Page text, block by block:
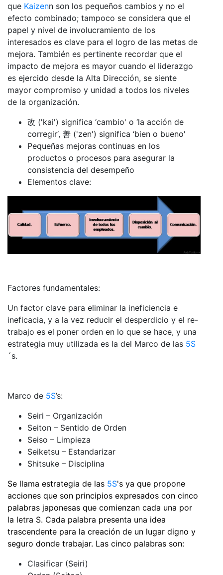
que Kaizenn son los pequeños cambios y no el
efecto combinado; tampoco se considera que el
papel y nivel de involucramiento de los
interesados es clave para el logro de las metas de
mejora. También es pertinente recordar que el
impacto de mejora es mayor cuando el liderazgo
es ejercido desde la Alta Dirección, se siente
mayor compromiso y unidad a todos los niveles
de la organización.
改 ('kai') significa ‘cambio' o ‘la acción de
corregir‘, 善 ('zen') significa ‘bien o bueno'
Pequeñas mejoras continuas en los
productos o procesos para asegurar la
consistencia del desempeño
Elementos clave:
Factores fundamentales:
Un factor clave para eliminar la ineficiencia e
ineficacia, y a la vez reducir el desperdicio y el re-
trabajo es el poner orden en lo que se hace, y una
estrategia muy utilizada es la del Marco de las 5S
´s.
Marco de 5S’s:
Seiri – Organización
Seiton – Sentido de Orden
Seiso – Limpieza
Seiketsu – Estandarizar
Shitsuke – Disciplina
Se llama estrategia de las 5S's ya que propone
acciones que son principios expresados con cinco
palabras japonesas que comienzan cada una por
la letra S. Cada palabra presenta una idea
trascendente para la creación de un lugar digno y
seguro donde trabajar. Las cinco palabras son:
Clasificar (Seiri)